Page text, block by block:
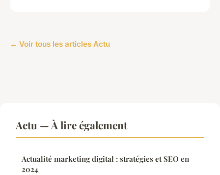
← Voir tous les articles Actu
Actu — À lire également
Actualité marketing digital : stratégies et SEO en
2024